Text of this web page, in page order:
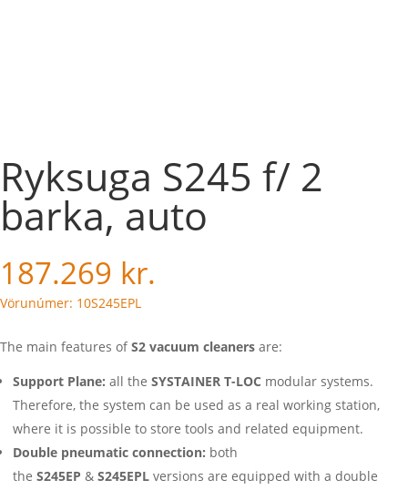
Ryksuga S245 f/ 2
barka, auto
187.269 kr.
Vörunúmer: 10S245EPL
The main features ofS2 vacuum cleaners are:
Support Plane: all the SYSTAINER T-LOC modular systems.
Therefore, the system can be used as a real working station,
where it is possible to store tools and related equipment.
Double pneumatic connection: both
the S245EP & S245EPL versions are equipped with a double